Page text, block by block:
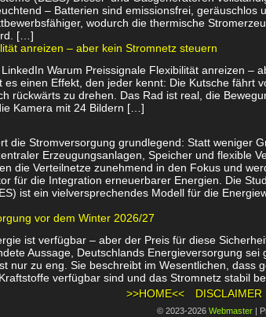
– Batterien sind emissionsfrei, geräuschlos
wodurch die thermische
[…]
anreizen – aber kein Stromnetz steuern
Warum Preissignale Flexibilität anreizen –
es einen Effekt, den jeder kennt: Die Kutsche fährt
rückwärts zu drehen. Das Rad ist real, die
Kamera mit 24 Bildern […]
die Stromversorgung grundlegend: Statt weniger
Erzeugungsanlagen, Speicher und flexible
die Verteilnetze zunehmend in den Fokus und
für die Integration erneuerbarer Energien. Die
ist ein vielversprechendes Modell für die
vor dem Winter 2026/27
ist verfügbar – aber der Preis für diese
Aussage, Deutschlands Energieversorgung sei
nur zu eng. Sie beschreibt im Wesentlichen, dass
verfügbar sind und das Stromnetz stabil
>>HOME<< DISCLAIMER
© 2023-2026 Webmaster |